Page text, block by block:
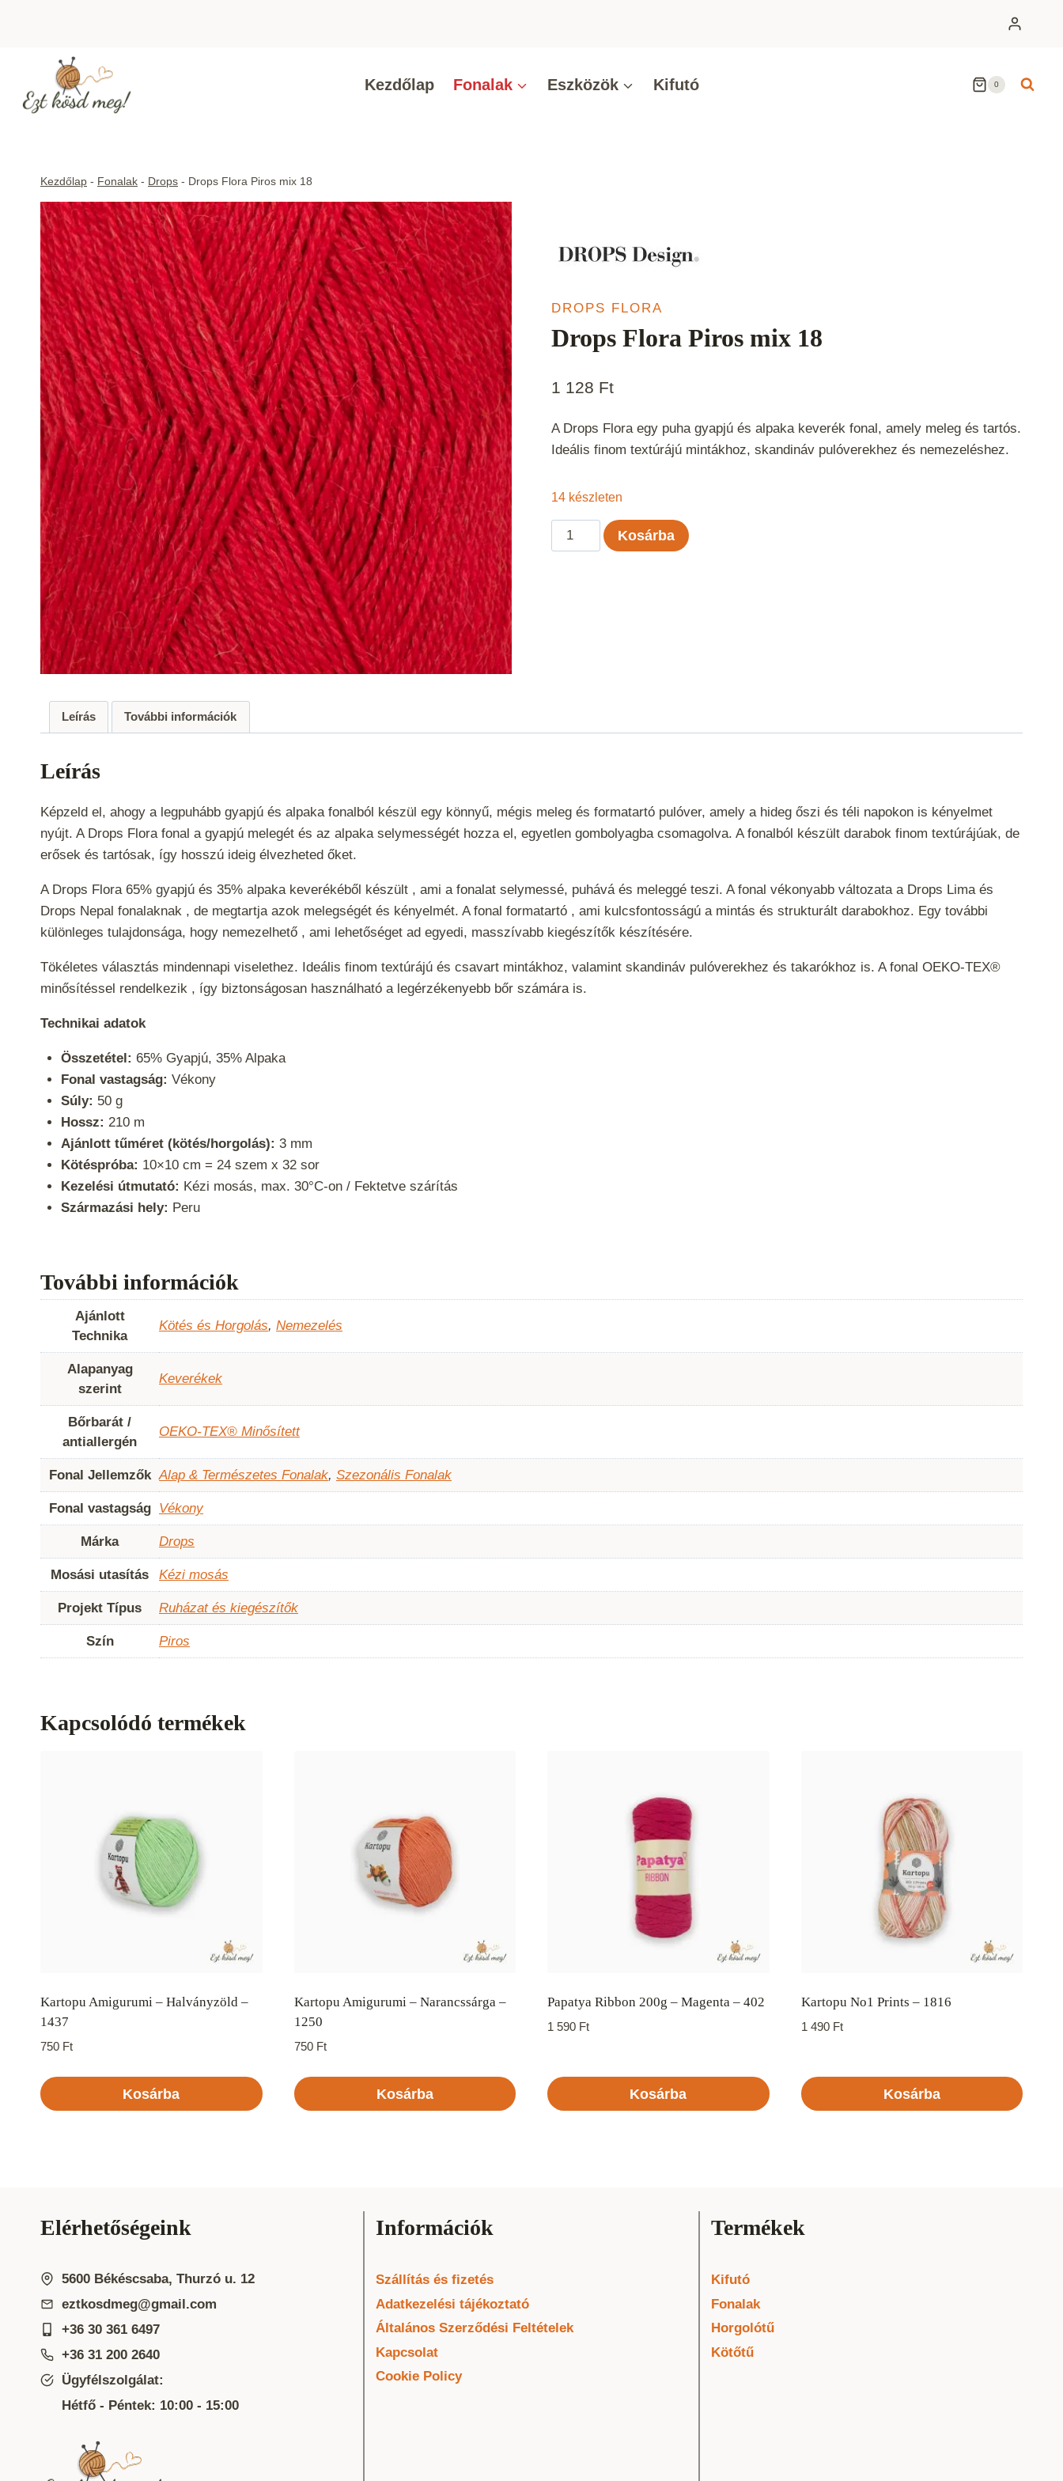
Kezdőlap Fonalak Eszközök Kifutó 0
Kezdőlap - Fonalak - Drops - Drops Flora Piros mix 18
DROPS FLORA
Drops Flora Piros mix 18
1 128 Ft
A Drops Flora egy puha gyapjú és alpaka keverék fonal, amely meleg és tartós.
Ideális finom textúrájú mintákhoz, skandináv pulóverekhez és nemezeléshez.
14 készleten
Drops
Flora
Kosárba
Leírás További információk
Leírás
Képzeld el, ahogy a legpuhább gyapjú és alpaka fonalból készül egy könnyű, mégis meleg és formatartó pulóver, amely a hideg őszi és téli napokon is kényelmet
nyújt. A Drops Flora fonal a gyapjú melegét és az alpaka selymességét hozza el, egyetlen gombolyagba csomagolva. A fonalból készült darabok finom textúrájúak, de
erősek és tartósak, így hosszú ideig élvezheted őket.
A Drops Flora 65% gyapjú és 35% alpaka keverékéből készült , ami a fonalat selymessé, puhává és meleggé teszi. A fonal vékonyabb változata a Drops Lima és
Drops Nepal fonalaknak , de megtartja azok melegségét és kényelmét. A fonal formatartó , ami kulcsfontosságú a mintás és strukturált darabokhoz. Egy további
különleges tulajdonsága, hogy nemezelhető , ami lehetőséget ad egyedi, masszívabb kiegészítők készítésére.
Tökéletes választás mindennapi viselethez. Ideális finom textúrájú és csavart mintákhoz, valamint skandináv pulóverekhez és takarókhoz is. A fonal OEKO-TEX®
minősítéssel rendelkezik , így biztonságosan használható a legérzékenyebb bőr számára is.
Technikai adatok
Összetétel: 65% Gyapjú, 35% Alpaka
Fonal vastagság: Vékony
Súly: 50 g
Hossz: 210 m
Ajánlott tűméret (kötés/horgolás): 3 mm
Kötéspróba: 10×10 cm = 24 szem x 32 sor
Kezelési útmutató: Kézi mosás, max. 30°C-on / Fektetve szárítás
Származási hely: Peru
További információk
Ajánlott
Technika
Kötés és Horgolás, Nemezelés
Alapanyag
szerint
Keverékek
Bőrbarát /
antiallergén
OEKO-TEX® Minősített
Fonal Jellemzők Alap & Természetes Fonalak, Szezonális Fonalak
Fonal vastagság Vékony
Márka Drops
Mosási utasítás Kézi mosás
Projekt Típus Ruházat és kiegészítők
Szín Piros
Kapcsolódó termékek
Kartopu Amigurumi – Halványzöld –
1437
750 Ft
Kosárba
Kartopu Amigurumi – Narancssárga –
1250
750 Ft
Kosárba
Papatya Ribbon 200g – Magenta – 402
1 590 Ft
Kosárba
Kartopu No1 Prints – 1816
1 490 Ft
Kosárba
Elérhetőségeink
5600 Békéscsaba, Thurzó u. 12
eztkosdmeg@gmail.com
+36 30 361 6497
+36 31 200 2640
Ügyfélszolgálat:
Hétfő - Péntek: 10:00 - 15:00
Információk
Szállítás és fizetés
Adatkezelési tájékoztató
Általános Szerződési Feltételek
Kapcsolat
Cookie Policy
Termékek
Kifutó
Fonalak
Horgolótű
Kötőtű